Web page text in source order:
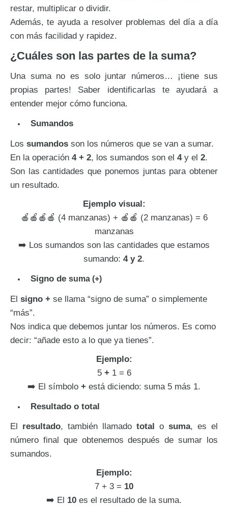
restar, multiplicar o dividir.
Además, te ayuda a resolver problemas del día a día
con más facilidad y rapidez.
¿Cuáles son las partes de la suma?
Una suma no es solo juntar números… ¡tiene sus
propias partes! Saber identificarlas te ayudará a
entender mejor cómo funciona.
Sumandos
Los sumandos son los números que se van a sumar.
En la operación 4 + 2, los sumandos son el 4y el 2.
Son las cantidades que ponemos juntas para obtener
un resultado.
Ejemplo visual:
🍎🍎🍎🍎 (4 manzanas) + 🍎🍎 (2 manzanas) = 6
manzanas
➡️ Los sumandos son las cantidades que estamos
sumando: 4 y 2.
Signo de suma (+)
El signo + se llama “signo de suma” o simplemente
“más”.
Nos indica que debemos juntar los números. Es como
decir: “añade esto a lo que ya tienes”.
Ejemplo:
5 +1 = 6
➡️ El símbolo + está diciendo: suma 5 más 1.
Resultado o total
El resultado, también llamado total o suma, es el
número final que obtenemos después de sumar los
sumandos.
Ejemplo:
7 + 3 = 10
➡️ El 10 es el resultado de la suma.